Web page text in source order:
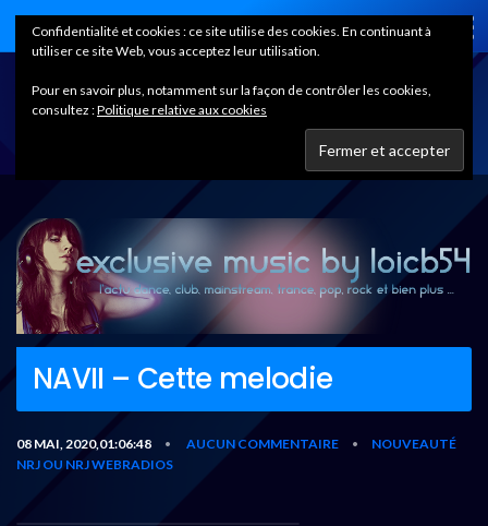
Home
NAVII – Cette melodie
08 MAI, 2020,01:06:48 • AUCUN COMMENTAIRE •
NOUVEAUTÉ
NRJ OU NRJ WEBRADIOS
Confidentialité et cookies : ce site utilise des cookies. En continuant à
utiliser ce site Web, vous acceptez leur utilisation.
Pour en savoir plus, notamment sur la façon de contrôler les cookies,
consultez :Politique relative aux cookies